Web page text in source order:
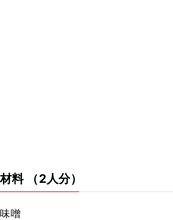
材料 （2人分）
味噌